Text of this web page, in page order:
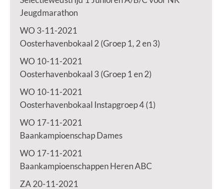
Jeugdmarathon
WO 3-11-2021
Oosterhavenbokaal 2 (Groep 1, 2 en 3)
WO 10-11-2021
Oosterhavenbokaal 3 (Groep 1 en 2)
WO 10-11-2021
Oosterhavenbokaal Instapgroep 4 (1)
WO 17-11-2021
Baankampioenschap Dames
WO 17-11-2021
Baankampioenschappen Heren ABC
ZA 20-11-2021